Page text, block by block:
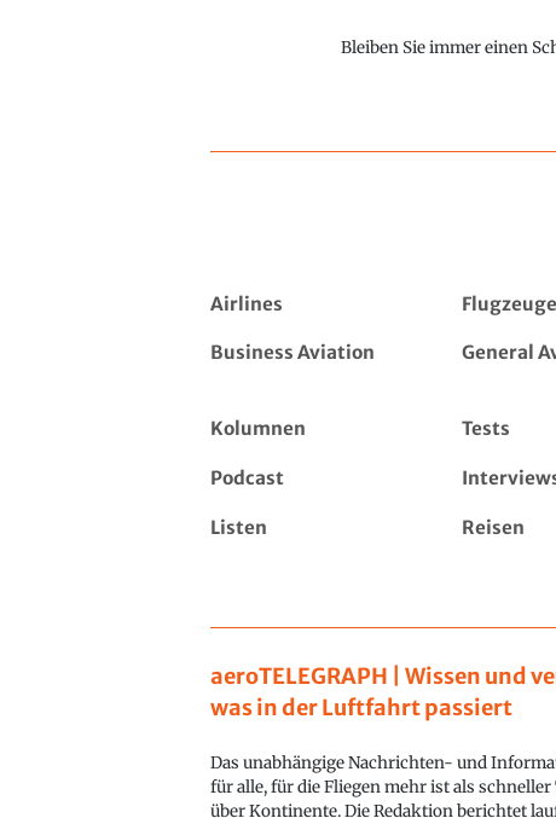
Bleiben Sie immer einen
Airlines Flugzeuge
Business Aviation General
Kolumnen Tests
Podcast
Listen Reisen
aeroTELEGRAPH | Wissen und
was in der Luftfahrt passiert
Das unabhängige Nachrichten- und
für alle, für die Fliegen mehr ist als
über Kontinente. Die Redaktion berichtet